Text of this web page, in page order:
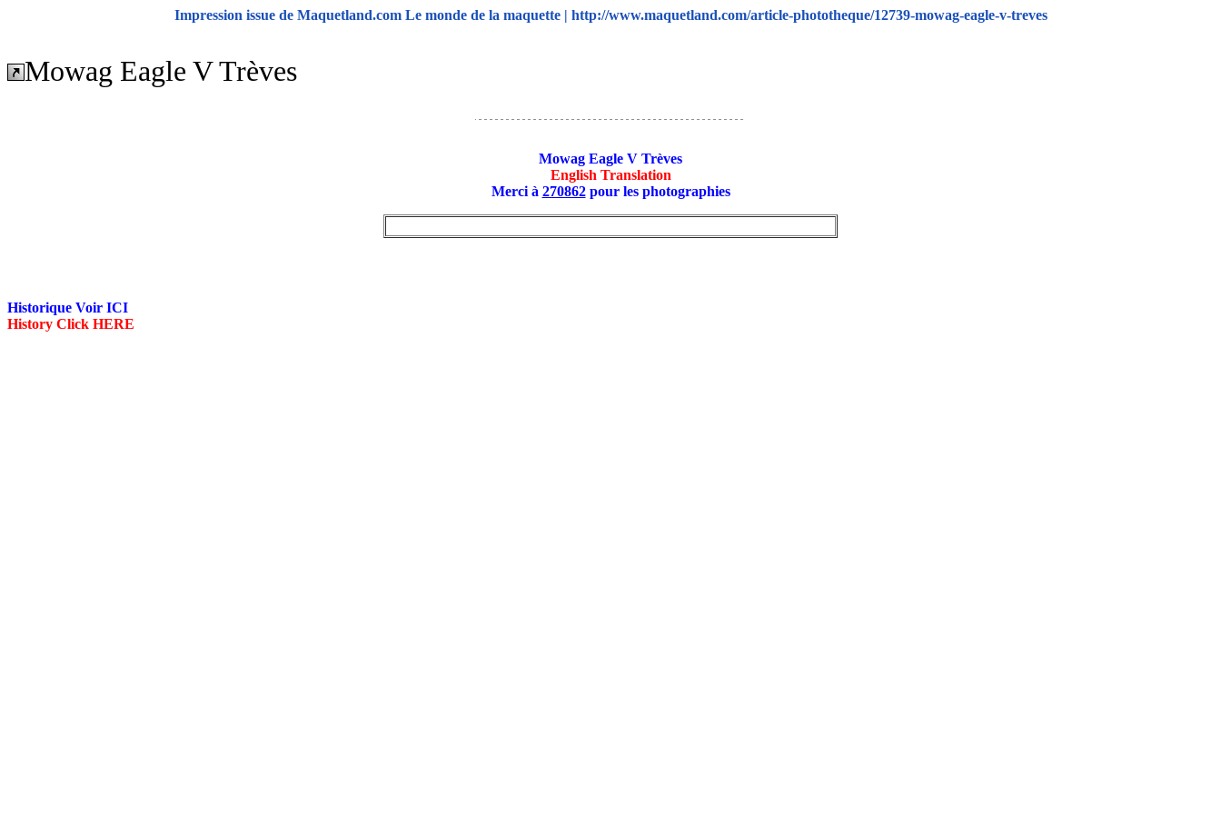
Impression issue de Maquetland.com Le monde de la maquette | http://www.maquetland.com/article-phototheque/12739-mowag-eagle-v-treves
Mowag Eagle V Trèves
Mowag Eagle V Trèves
English Translation
Merci à 270862pour les photographies
Historique Voir ICI
History Click HERE